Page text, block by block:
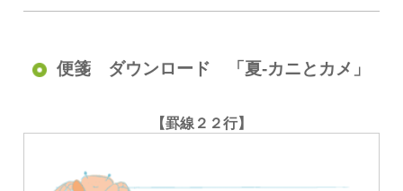
便箋 ダウンロード 「夏-カニとカメ」
【罫線２２行】